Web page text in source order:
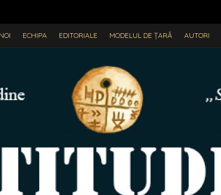
ECHIPA EDITORIALE MODELUL DE ȚARĂ AUTORI